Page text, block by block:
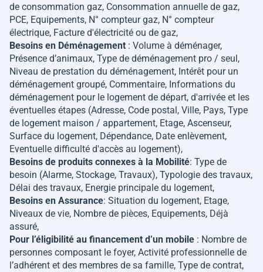
de consommation gaz, Consommation annuelle de gaz,
PCE, Equipements, N° compteur gaz, N° compteur
électrique, Facture d'électricité ou de gaz,
Besoins en Déménagement : Volume à déménager,
Présence d’animaux, Type de déménagement pro / seul,
Niveau de prestation du déménagement, Intérêt pour un
déménagement groupé, Commentaire, Informations du
déménagement pour le logement de départ, d'arrivée et les
éventuelles étapes (Adresse, Code postal, Ville, Pays, Type
de logement maison / appartement, Etage, Ascenseur,
Surface du logement, Dépendance, Date enlèvement,
Eventuelle difficulté d'accès au logement),
Besoins de produits connexes à la Mobilité: Type de
besoin (Alarme, Stockage, Travaux), Typologie des travaux,
Délai des travaux, Energie principale du logement,
Besoins en Assurance: Situation du logement, Etage,
Niveaux de vie, Nombre de pièces, Equipements, Déjà
assuré,
Pour l’éligibilité au financement d’un mobile : Nombre de
personnes composant le foyer, Activité professionnelle de
l’adhérent et des membres de sa famille, Type de contrat,